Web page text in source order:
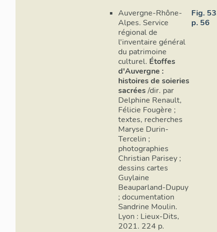
Auvergne-Rhône-
Alpes. Service
régional de
l'inventaire général
du patrimoine
culturel. Étoffes
d'Auvergne :
histoires de soieries
sacrées/dir. par
Delphine Renault,
Félicie Fougère ;
textes, recherches
Maryse Durin-
Tercelin ;
photographies
Christian Parisey ;
dessins cartes
Guylaine
Beauparland-Dupuy
; documentation
Sandrine Moulin.
Lyon : Lieux-Dits,
2021. 224 p.
Fig.
p. 56